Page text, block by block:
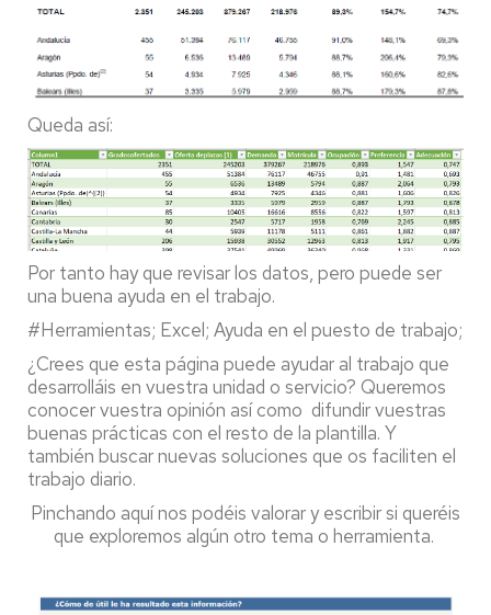
Queda así:
Por tanto hay que revisar los datos, pero puede ser
una buena ayuda en el trabajo.
#Herramientas; Excel; Ayuda en el puesto de trabajo;
¿Crees que esta página puede ayudar al trabajo que
desarrolláis en vuestra unidad o servicio? Queremos
conocer vuestra opinión así como difundir vuestras
buenas prácticas con el resto de la plantilla. Y
también buscar nuevas soluciones que os faciliten el
trabajo diario.
Pinchando aquí nos podéis valorar y escribir si queréis
que exploremos algún otro tema o herramienta.